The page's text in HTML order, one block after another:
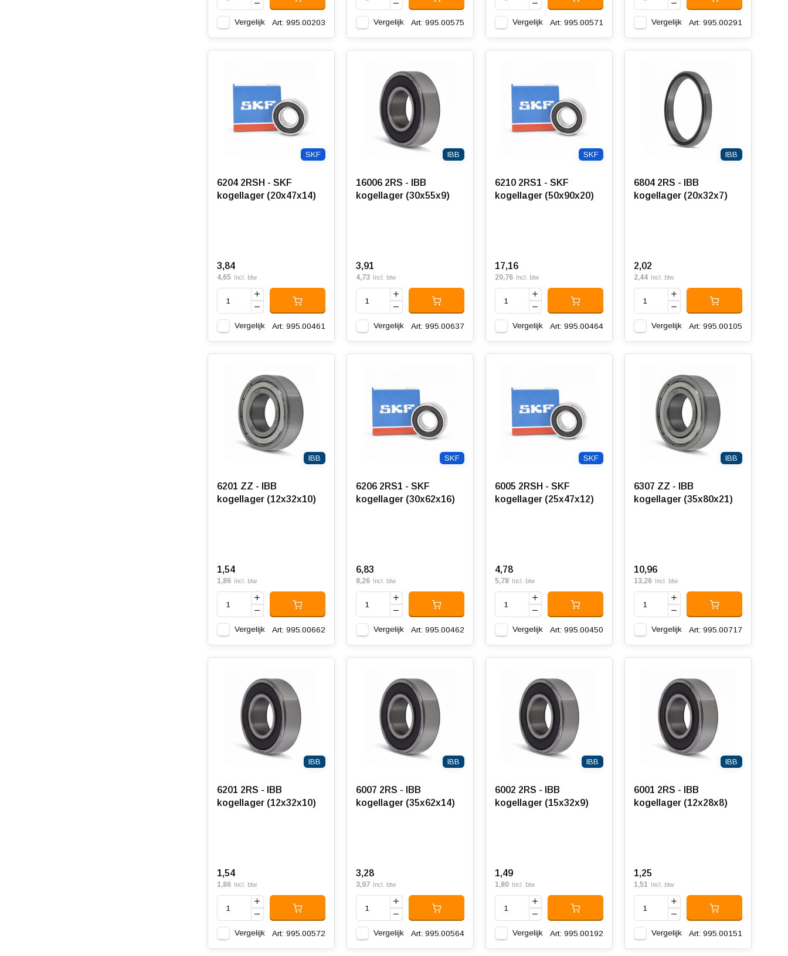
Vergelijk Art: 995.00203 Vergelijk Art: 995.00575 Vergelijk Art: 995.00571 Vergelijk Art: 995.00291
SKF
6204 2RSH - SKF
kogellager (20x47x14)
3,84
4,65 Incl. btw
Vergelijk Art: 995.00461
IBB
16006 2RS - IBB
kogellager (30x55x9)
3,91
4,73 Incl. btw
Vergelijk Art: 995.00637
SKF
6210 2RS1 - SKF
kogellager (50x90x20)
17,16
20,76 Incl. btw
Vergelijk Art: 995.00464
IBB
6804 2RS - IBB
kogellager (20x32x7)
2,02
2,44 Incl. btw
Vergelijk Art: 995.00105
IBB
6201 ZZ - IBB
kogellager (12x32x10)
1,54
1,86 Incl. btw
Vergelijk Art: 995.00662
SKF
6206 2RS1 - SKF
kogellager (30x62x16)
6,83
8,26 Incl. btw
Vergelijk Art: 995.00462
SKF
6005 2RSH - SKF
kogellager (25x47x12)
4,78
5,78 Incl. btw
Vergelijk Art: 995.00450
IBB
6307 ZZ - IBB
kogellager (35x80x21)
10,96
13,26 Incl. btw
Vergelijk Art: 995.00717
IBB
6201 2RS - IBB
kogellager (12x32x10)
1,54
1,86 Incl. btw
Vergelijk Art: 995.00572
IBB
6007 2RS - IBB
kogellager (35x62x14)
3,28
3,97 Incl. btw
Vergelijk Art: 995.00564
IBB
6002 2RS - IBB
kogellager (15x32x9)
1,49
1,80 Incl. btw
Vergelijk Art: 995.00192
IBB
6001 2RS - IBB
kogellager (12x28x8)
1,25
1,51 Incl. btw
Vergelijk Art: 995.00151